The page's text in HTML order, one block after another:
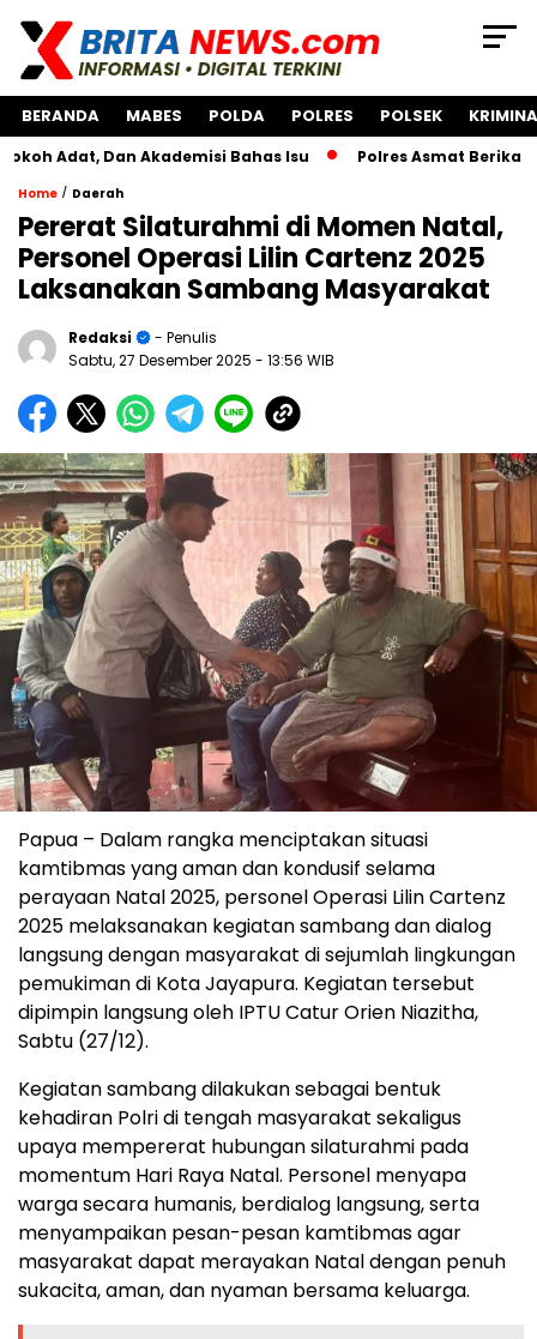
BERANDA MABES POLDA POLRES POLSEK
Dan Akademisi Bahas Isu Polres Asmat Berikan Bantuan
Home / Daerah
Pererat Silaturahmi di Momen Natal,
Personel Operasi Lilin Cartenz 2025
Laksanakan Sambang Masyarakat
Redaksi
- Penulis
Sabtu, 27 Desember 2025 - 13:56 WIB
Papua – Dalam rangka menciptakan situasi
kamtibmas yang aman dan kondusif selama
perayaan Natal 2025, personel Operasi Lilin Cartenz
2025 melaksanakan kegiatan sambang dan dialog
langsung dengan masyarakat di sejumlah lingkungan
pemukiman di Kota Jayapura. Kegiatan tersebut
dipimpin langsung oleh IPTU Catur Orien Niazitha,
Sabtu (27/12).
Kegiatan sambang dilakukan sebagai bentuk
kehadiran Polri di tengah masyarakat sekaligus
upaya mempererat hubungan silaturahmi pada
momentum Hari Raya Natal. Personel menyapa
warga secara humanis, berdialog langsung, serta
menyampaikan pesan-pesan kamtibmas agar
masyarakat dapat merayakan Natal dengan penuh
sukacita, aman, dan nyaman bersama keluarga.